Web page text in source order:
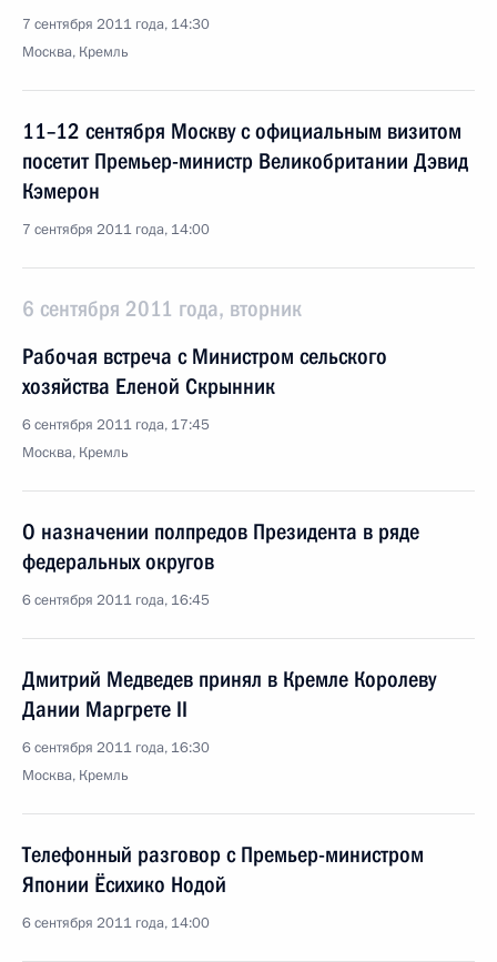
7 сентября 2011 года, 14:30
Москва, Кремль
11–12 сентября Москву с официальным визитом
посетит Премьер-министр Великобритании Дэвид
Кэмерон
7 сентября 2011 года, 14:00
6 сентября 2011 года, вторник
Рабочая встреча с Министром сельского
хозяйства Еленой Скрынник
6 сентября 2011 года, 17:45
Москва, Кремль
О назначении полпредов Президента в ряде
федеральных округов
6 сентября 2011 года, 16:45
Дмитрий Медведев принял в Кремле Королеву
Дании Маргрете II
6 сентября 2011 года, 16:30
Москва, Кремль
Телефонный разговор с Премьер-министром
Японии Ёсихико Нодой
6 сентября 2011 года, 14:00